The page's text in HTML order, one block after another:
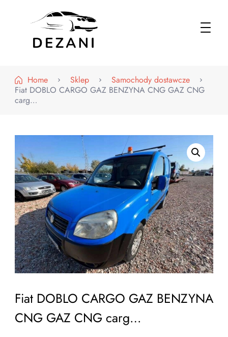
Home
Sklep
Samochody dostawcze
Fiat DOBLO CARGO GAZ BENZYNA CNG GAZ CNG
carg…
Fiat DOBLO CARGO GAZ BENZYNA
CNG GAZ CNG carg…